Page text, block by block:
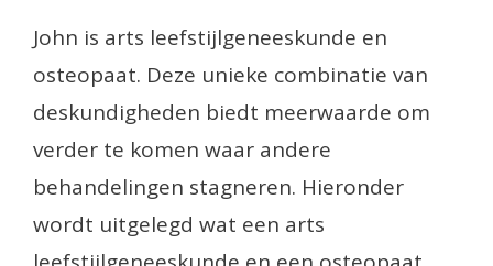
John is arts leefstijlgeneeskunde en
osteopaat. Deze unieke combinatie van
deskundigheden biedt meerwaarde om
verder te komen waar andere
behandelingen stagneren. Hieronder
wordt uitgelegd wat een arts